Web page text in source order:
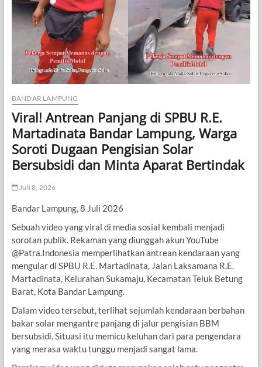
BANDAR LAMPUNG
Viral! Antrean Panjang di SPBU R.E.
Martadinata Bandar Lampung, Warga
Soroti Dugaan Pengisian Solar
Bersubsidi dan Minta Aparat Bertindak
Juli 8, 2026
Bandar Lampung, 8 Juli 2026
Sebuah video yang viral di media sosial kembali menjadi
sorotan publik. Rekaman yang diunggah akun YouTube
@Patra.Indonesia memperlihatkan antrean kendaraan yang
mengular di SPBU R.E. Martadinata, Jalan Laksamana R.E.
Martadinata, Kelurahan Sukamaju, Kecamatan Teluk Betung
Barat, Kota Bandar Lampung.
Dalam video tersebut, terlihat sejumlah kendaraan berbahan
bakar solar mengantre panjang di jalur pengisian BBM
bersubsidi. Situasi itu memicu keluhan dari para pengendara
yang merasa waktu tunggu menjadi sangat lama.